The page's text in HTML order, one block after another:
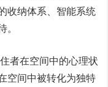
收纳体系、智能系统
。
者在空间中的心理状
空间中被转化为独特